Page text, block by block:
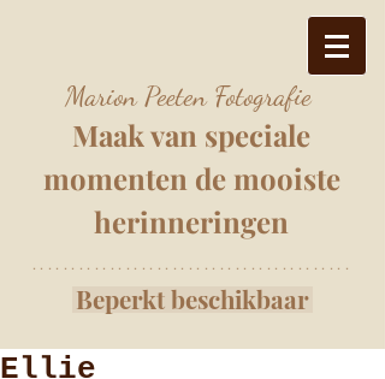
Marion Peeten Fotografie
Maak van speciale
momenten de mooiste
herinneringen
*****************************************
Beperkt beschikbaar
Ellie